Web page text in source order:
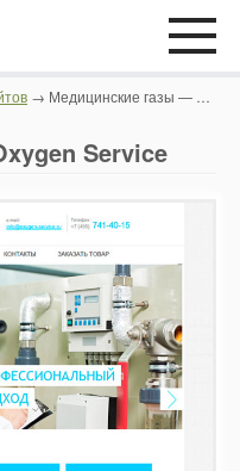
Service
→ Медицинские газы — Oxygen Service